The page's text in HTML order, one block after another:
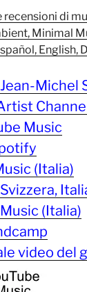
recensioni di
Minimal
English,
Michel
Music
(Italia)
(Italia)
video del